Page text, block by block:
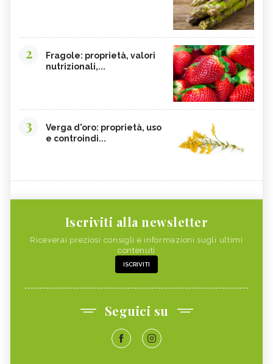
2
Fragole: proprietà, valori
nutrizionali,...
3
Verga d'oro: proprietà, uso
e controindi...
Iscriviti alla newsletter
Riceverai preziosi consigli e informazioni sugli ultimi
contenuti
ISCRIVITI
Seguici su